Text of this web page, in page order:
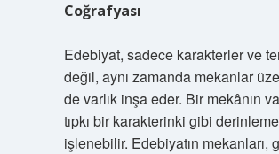
Coğrafyası
Edebiyat, sadece karakterler ve
değil, aynı zamanda mekanlar
de varlık inşa eder. Bir mekânın
tıpkı bir karakterinki gibi
işlenebilir. Edebiyatın mekanları,